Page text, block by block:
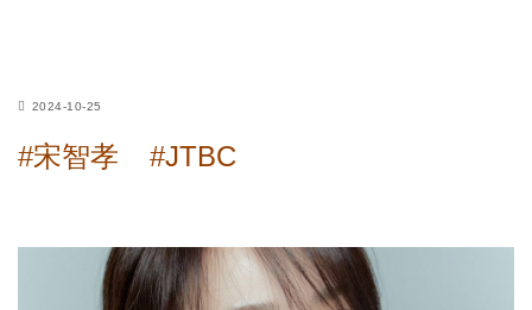
2024-10-25
#宋智孝 #JTBC